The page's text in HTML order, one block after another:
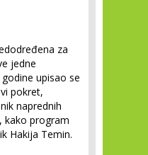
za
jedne
upisao se
pokret,
naprednih
kako program
Hakija Temin.